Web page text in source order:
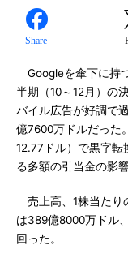
Share
Googleを傘下に持
半期（10～12月）の
バイル広告が好調で
億7600万ドルだった
12.77ドル）で黒字転
る多額の引当金の影
売上高、1株当たり
は389億8000万ドル
回った。